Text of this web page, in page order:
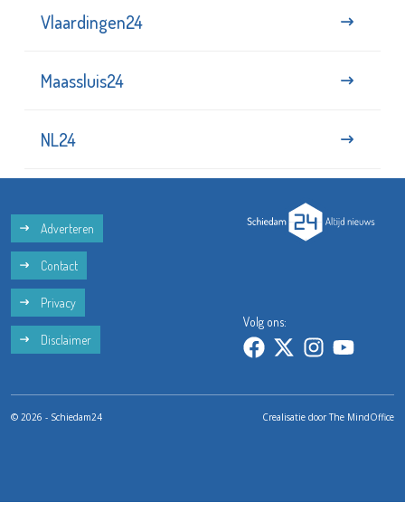
Vlaardingen24
Maassluis24
NL24
Adverteren
Contact
Privacy
Disclaimer
Volg ons:
© 2026 - Schiedam24 Crealisatie doorThe MindOffice